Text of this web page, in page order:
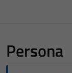
Persona